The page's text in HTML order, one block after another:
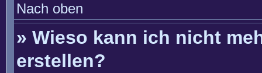
Nach oben
» Wieso kann ich nicht
erstellen?